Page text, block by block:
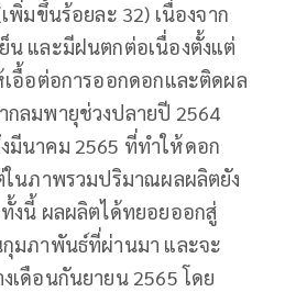
พิ่มขึ้นร้อยละ 32) เนื่องจาก
น และมีฝนตกต่อเนื่องตั้งแต่
อื้อต่อการออกดอกและติดผล
กลมพายุช่วงปลายปี 2564
มีนาคม 2565 ที่ทำให้ดอก
ในภาพรวมปริมาณผลผลิตยัง
งนี้ ผลผลิตได้ทยอยออกสู่
กุมภาพันธ์ที่ผ่านมา และจะ
เดือนกันยายน 2565 โดย